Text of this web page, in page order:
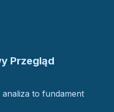
Przegląd
to fundament